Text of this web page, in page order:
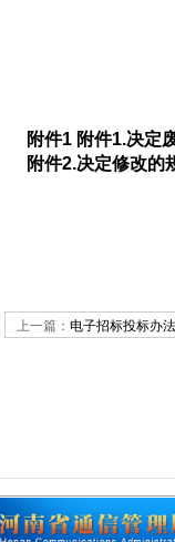
附件1 附件1.决定
附件2.决定修改的
上一篇： 电子招标投标办法